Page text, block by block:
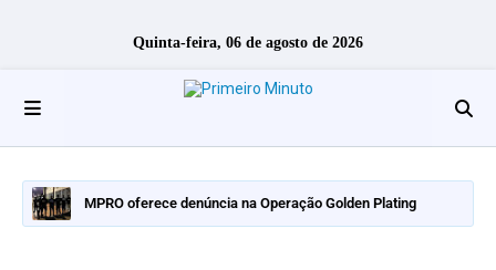
Quinta-feira, 06 de agosto de 2026
MPRO oferece denúncia na Operação Golden Plating